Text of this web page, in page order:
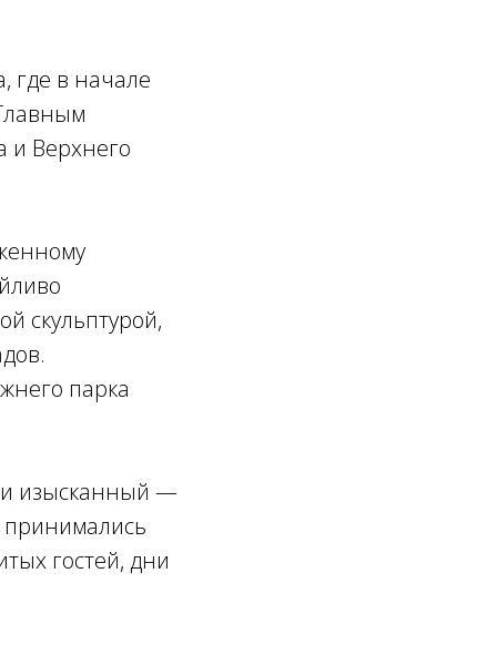
где в начале
и Верхнего
скульптурой,
парка
изысканный —
принимались
гостей, дни